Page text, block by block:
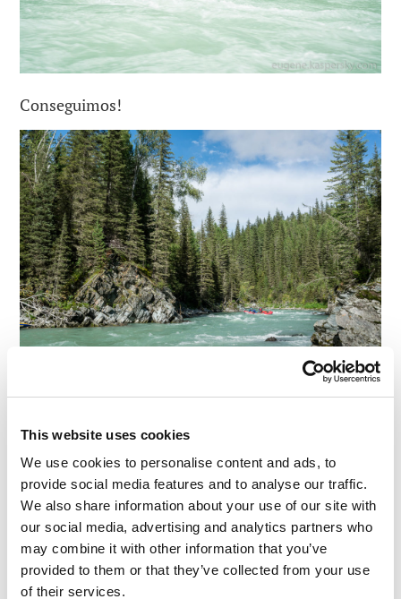
This website uses cookies
We use cookies to personalise content and ads, to
provide social media features and to analyse our traffic.
We also share information about your use of our site with
our social media, advertising and analytics partners who
may combine it with other information that you’ve
provided to them or that they’ve collected from your use
of their services.
Conseguimos!
Até o sol estava aliviado ao ponto de aparecer no
céu uma vez que passamos das corredeiras.